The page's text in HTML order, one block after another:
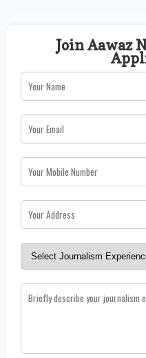
Join Aawaz